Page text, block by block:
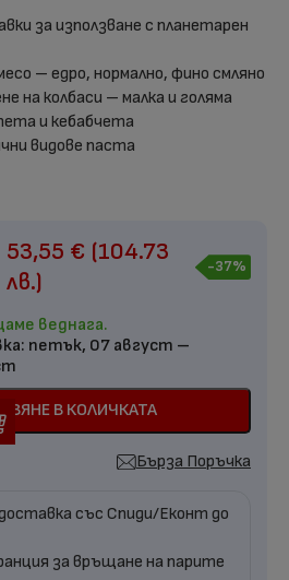
за използване с планетарен
– едро, нормално, фино смляно
на колбаси – малка и голяма
и кебабчета
видове паста
53,55 € (104.73
лв.)
-37%
веднага.
петък, 07 август –
В КОЛИЧКАТА
Бърза Поръчка
със Спиди/Еконт до
за връщане на парите